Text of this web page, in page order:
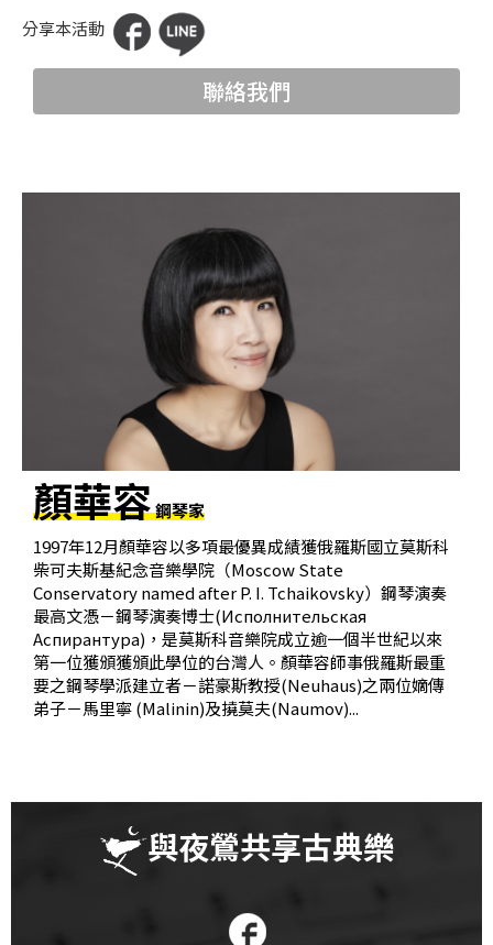
夜
鶯
版
最
基
金
會
聯
絡
我
們
登
入
分享本活動
聯絡我們
顏華容鋼琴家
1997年12月顏華容以多項最優異成績獲俄羅斯國立莫斯科
柴可夫斯基紀念音樂學院（Moscow State
Conservatory named after P. I. Tchaikovsky）鋼琴演奏
最高文憑－鋼琴演奏博士(Исполнительская
Аспирантура)，是莫斯科音樂院成立逾一個半世紀以來
第一位獲頒獲頒此學位的台灣人。顏華容師事俄羅斯最重
要之鋼琴學派建立者－諾豪斯教授(Neuhaus)之兩位嫡傳
弟子－馬里寧 (Malinin)及撓莫夫(Naumov)...
與夜鶯共享古典樂